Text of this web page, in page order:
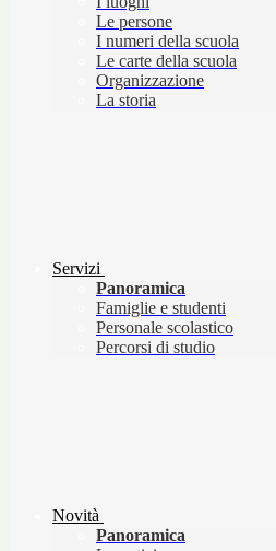
Le persone
I numeri della scuola
Le carte della scuola
Organizzazione
La storia
Servizi
Panoramica
Famiglie e studenti
Personale scolastico
Percorsi di studio
Novità
Panoramica